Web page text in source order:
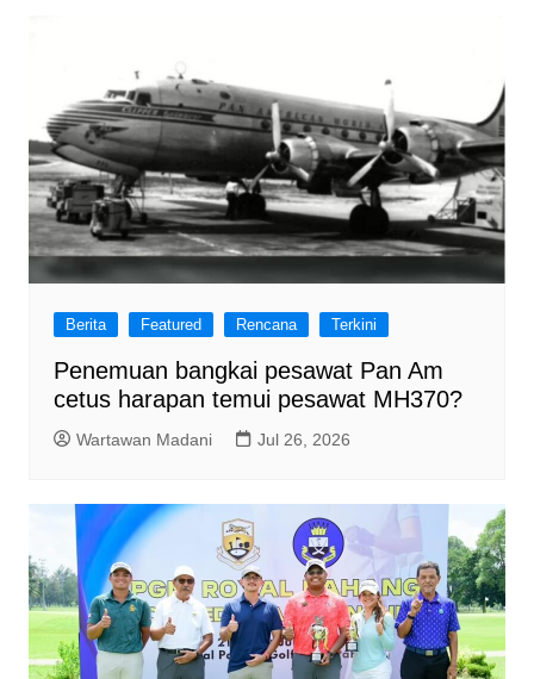
Berita Featured Rencana Terkini
Penemuan bangkai pesawat Pan Am
cetus harapan temui pesawat MH370?
Wartawan Madani Jul 26, 2026